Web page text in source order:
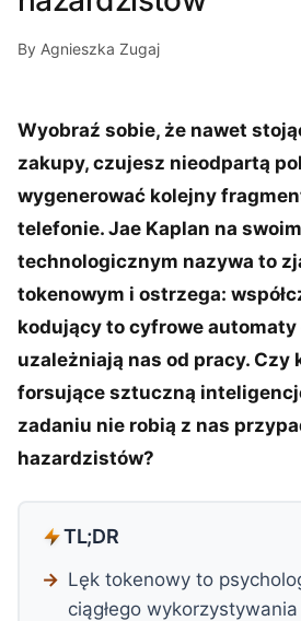
By Agnieszka Zugaj
Wyobraź sobie, że nawet
zakupy, czujesz nieodpartą
wygenerować kolejny
telefonie. Jae Kaplan na
technologicznym nazywa to
tokenowym i ostrzega:
kodujący to cyfrowe automaty
uzależniają nas od pracy. Czy
forsujące sztuczną
zadaniu nie robią z nas
hazardzistów?
TL;DR
Lęk tokenowy to
ciągłego